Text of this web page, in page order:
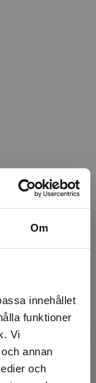
Om
innehållet
funktioner
Vi
annan
och